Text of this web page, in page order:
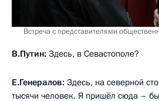
Встреча с представителями
В.Путин: Здесь, в Севастополе?
Е.Генералов: Здесь, на северной
тысячи человек. Я пришёл сюда –